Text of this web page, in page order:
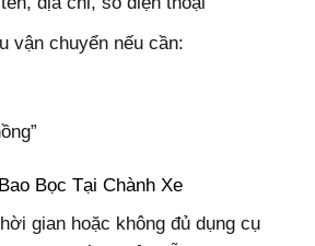
vận chuyển nếu cần:
Bọc Tại Chành Xe
gian hoặc không đủ dụng cụ